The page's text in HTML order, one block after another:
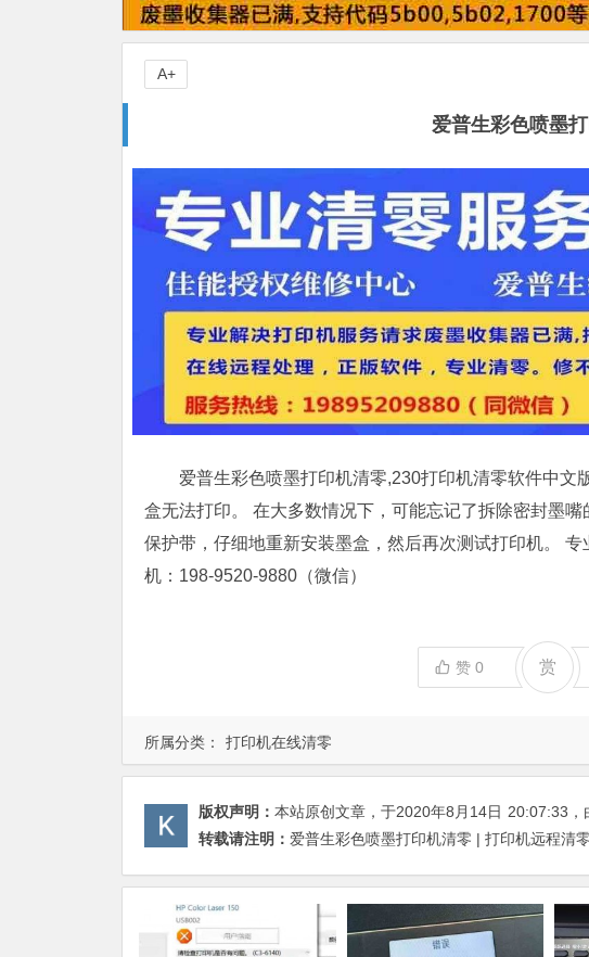
爱普生彩色喷墨
A+
所属分类： 打印机在线清零
爱普生彩色喷墨打印机清零,230打印机清零软件中
盒无法打印。 在大多数情况下，可能忘记了拆除密封墨
保护带，仔细地重新安装墨盒，然后再次测试打印机。
机：198-9520-9880（微信）
赞 0 赏
版权声明： 本站原创文章，于2020年8月14日 20:07:33 ，
转载请注明： 爱普生彩色喷墨打印机清零 | 打印机远程清零